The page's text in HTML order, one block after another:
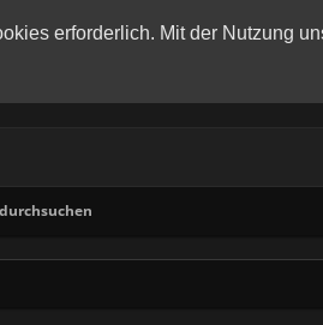
erforderlich. Mit der Nutzung